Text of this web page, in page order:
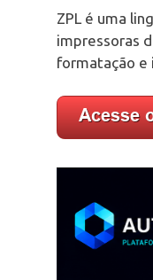
ZPL é uma
impressoras
formatação e